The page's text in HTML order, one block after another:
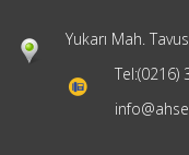
Yukarı Mah.
Tel:(0216)